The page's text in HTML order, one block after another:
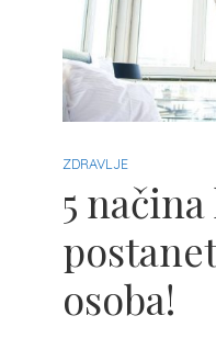
ZDRAVLJE
5
osoba!